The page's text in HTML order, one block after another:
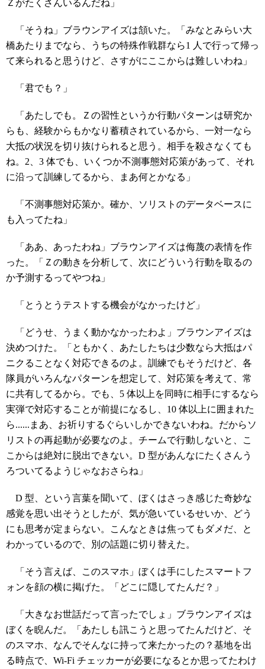
Ｚがたくさんいるんだね」
「そうね」ブラウンアイズは頷いた。「みなとみらい大
橋あたりまでなら、うちの特殊作戦群なら1 人で行って帰っ
て来られると思うけど、さすがにここからは難しいわね」
「君でも？」
「あたしでも。Ｚの習性というか行動パターンは研究か
らも、経験からもかなり蓄積されているから、一対一なら
大抵の状況を切り抜けられると思う。相手を殺さなくても
ね。2、3 体でも、いくつか不測事態対応策があって、それ
に沿って訓練してるから、まあ何とかなる」
「不測事態対応策か。確か、ソリストのデータベースに
も入ってたね」
「ああ、あったわね」ブラウンアイズは侮蔑の表情を作
った。「Ｚの動きを分析して、次にどういう行動を取るの
か予測するってやつね」
「とうとうテストする機会がなかったけど」
「どうせ、うまく動かなかったわよ」ブラウンアイズは
決めつけた。「ともかく、あたしたちは少数なら大抵はパ
ニクることなく対応できるのよ。訓練でもそうだけど、各
隊員がいろんなパターンを想定して、対応策を考えて、常
に共有してるから。でも、5 体以上を同時に相手にするなら
実弾で対応することが前提になるし、10 体以上に囲まれた
ら......まあ、お祈りするぐらいしかできないわね。だからソ
リストの再起動が必要なのよ。チームで行動しないと、こ
こからは絶対に脱出できない。D 型があんなにたくさんう
ろついてるようじゃなおさらね」
D 型、という言葉を聞いて、ぼくはさっき感じた奇妙な
感覚を思い出そうとしたが、気が急いているせいか、どう
にも思考が定まらない。こんなときは焦ってもダメだ、と
わかっているので、別の話題に切り替えた。
「そう言えば、このスマホ」ぼくは手にしたスマートフ
ォンを顔の横に掲げた。「どこに隠してたんだ？」
「大きなお世話だって言ったでしょ」ブラウンアイズは
ぼくを睨んだ。「あたしも訊こうと思ってたんだけど、そ
のスマホ、なんでそんなに持って来たかったの？基地を出
る時点で、Wi-Fi チェッカーが必要になるとか思ってたわけ